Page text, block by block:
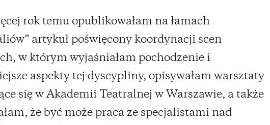
rok temu opublikowałam na łamach
artykuł poświęcony koordynacji scen
w którym wyjaśniałam pochodzenie i
aspekty tej dyscypliny, opisywałam warsztaty
się w Akademii Teatralnej w Warszawie, a także
że być może praca ze specjalistami nad